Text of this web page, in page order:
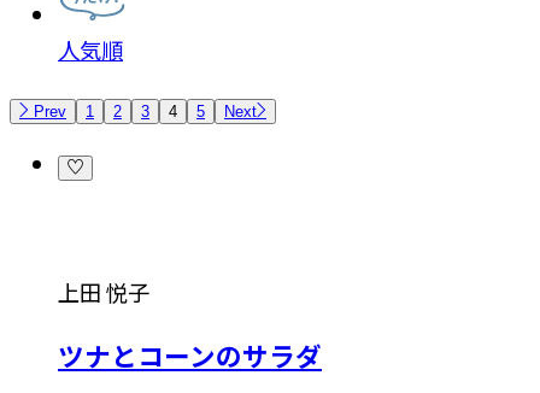
人気順
Prev 1 2 3 4 5 Next
上田 悦子
ツナとコーンのサラダ